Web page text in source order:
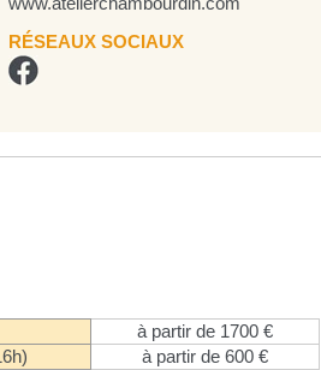
RÉSEAUX SOCIAUX
à partir de 1700 €
à partir de 600 €